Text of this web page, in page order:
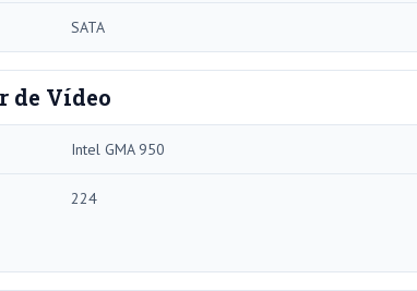
SATA
de Vídeo
Intel GMA 950
224